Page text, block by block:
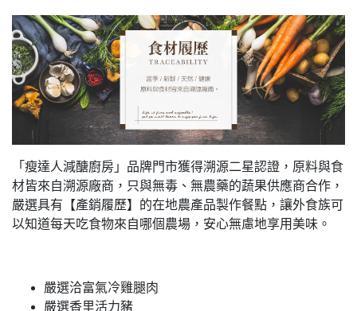
「瘦達人減醣廚房」品牌門市獲得溯源二星認證，原料與食
材皆來自溯源廠商，只與無毒、無農藥的蔬果供應商合作，
嚴選具有【產銷履歷】的在地農產品製作餐點，讓外食族可
以知道每天吃食物來自哪個農場，安心無慮地享用美味。
嚴選洽富氣冷雞腿肉
嚴選香里活力豬